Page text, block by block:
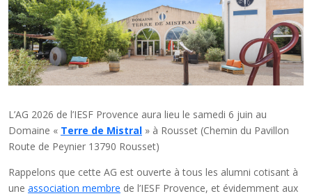
L’AG 2026 de l’IESF Provence aura lieu le samedi 6 juin au
Domaine « Terre de Mistral » à Rousset (Chemin du Pavillon
Route de Peynier 13790 Rousset)
Rappelons que cette AG est ouverte à tous les alumni cotisant à
une association membre de l’IESF Provence, et évidemment aux